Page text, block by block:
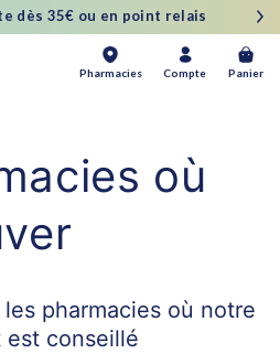
dès 35€ ou en point relais
Pharmacies Compte Panier
Panier
où
pharmaciesoù notre
est conseillé